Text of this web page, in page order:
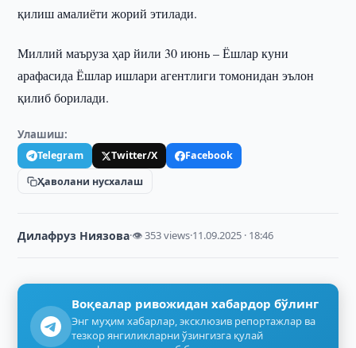
қилиш амалиёти жорий этилади.
Миллий маъруза ҳар йили 30 июнь – Ёшлар куни
арафасида Ёшлар ишлари агентлиги томонидан эълон
қилиб борилади.
Улашиш:
Telegram Twitter/X
Facebook
Ҳаволани нусхалаш
Дилафруз Ниязова·👁 353 views·11.09.2025 · 18:46
Воқеалар ривожидан хабардор бўлинг
Энг муҳим хабарлар, эксклюзив репортажлар ва
тезкор янгиликларни ўзингизга қулай